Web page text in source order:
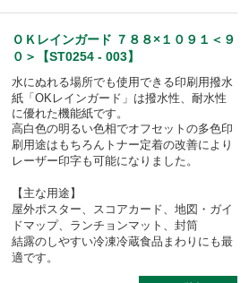
ＯＫレインガード ７８８×１０９１＜９
０＞【ST0254 - 003】
水にぬれる場所でも使用できる印刷用撥水
紙「OKレインガード」は撥水性、耐水性
に優れた機能紙です。
高白色の明るい色相でオフセットの多色印
刷用途はもちろんトナー定着の改善により
レーザー印字も可能になりました。
【主な用途】
屋外ポスター、スコアカード、地図・ガイ
ドマップ、ランチョンマット、封筒
結露のしやすい冷凍冷蔵食品まわりにも最
適です。